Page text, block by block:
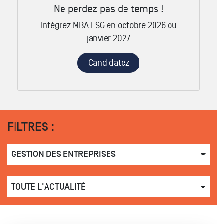
Ne perdez pas de temps !
Intégrez MBA ESG en octobre 2026 ou
janvier 2027
Candidatez
FILTRES :
GESTION DES ENTREPRISES
TOUTE L'ACTUALITÉ